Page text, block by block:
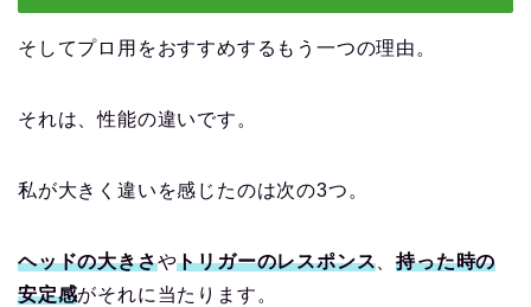
そしてプロ用をおすすめするもう一つの理由。
それは、性能の違いです。
私が大きく違いを感じたのは次の3つ。
ヘッドの大きさやトリガーのレスポンス 、持った時の
安定感がそれに当たります。